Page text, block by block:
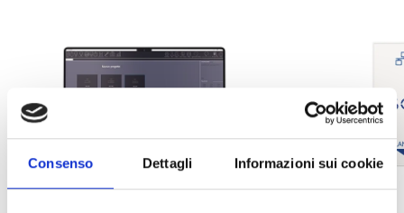
Consenso Dettagli Informazioni sui cookie